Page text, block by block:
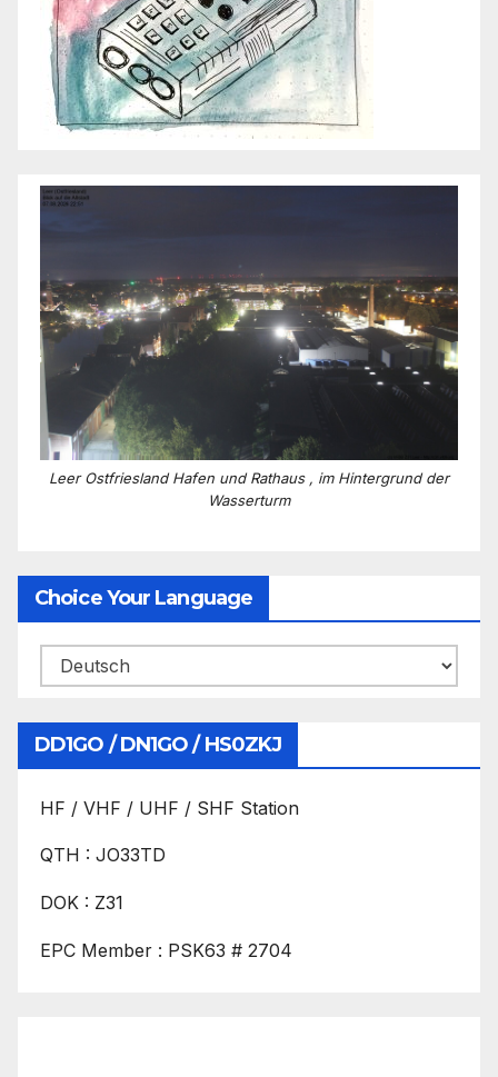
Leer Ostfriesland Hafen und Rathaus , im Hintergrund der
Wasserturm
Choice Your Language
DD1GO / DN1GO / HS0ZKJ
HF / VHF / UHF / SHF Station
QTH : JO33TD
DOK : Z31
EPC Member : PSK63 # 2704